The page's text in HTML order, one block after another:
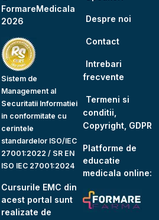
FormareMedicala
2026
Sistem de
Management al
Securitatii Informatiei
in conformitate cu
cerintele
standardelor ISO/IEC
27001:2022 / SR EN
ISO IEC 27001:2024
Cursurile EMC din
acest portal sunt
realizate de
Despre noi
Contact
Intrebari
frecvente
Termeni si
conditii,
Copyright, GDPR
Platforme de
educatie
medicala online: